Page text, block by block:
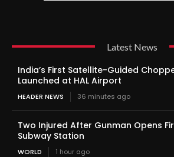
Latest News
India’s First Satellite-Guided
Launched at HAL Airport
HEADER NEWS 36 minutes ago
Two Injured After Gunman Opens
Subway Station
WORLD 1 hour ago